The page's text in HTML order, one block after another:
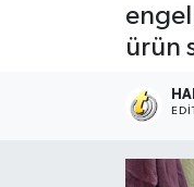
ürün